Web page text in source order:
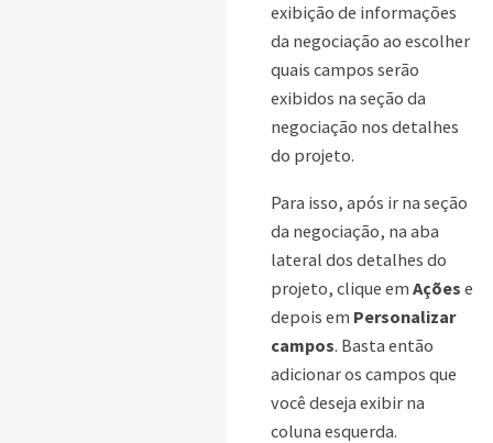
exibição de informações
da negociação ao escolher
quais campos serão
exibidos na seção da
negociação nos detalhes
do projeto.
Para isso, após ir na seção
da negociação, na aba
lateral dos detalhes do
projeto, clique em Ações e
depois em Personalizar
campos. Basta então
adicionar os campos que
você deseja exibir na
coluna esquerda.